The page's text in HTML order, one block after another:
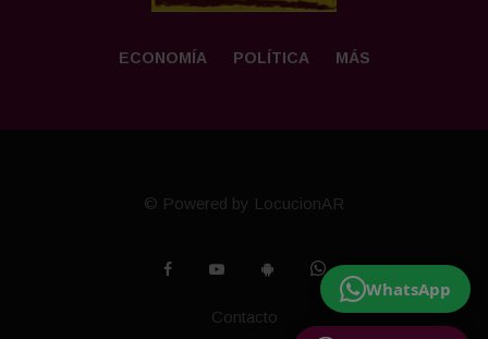
WhatsApp
ECONOMÍA POLÍTICA MÁS
© Powered by LocucionAR
Contacto